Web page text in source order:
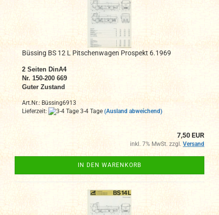
Büssing BS 12 L Pitschenwagen Prospekt 6.1969
2 Seiten DinA4
Nr. 150-200 669
Guter Zustand
Art.Nr.: Büssing6913
Lieferzeit:
3-4 Tage (Ausland abweichend)
7,50 EUR
inkl. 7% MwSt. zzgl. Versand
IN DEN WARENKORB